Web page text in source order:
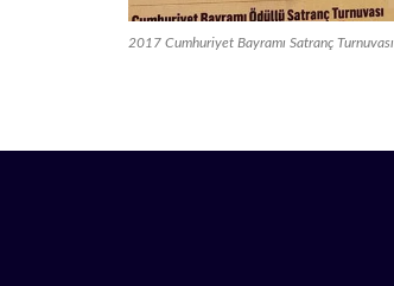
2017 Cumhuriyet Bayramı Satranç Turnuvası